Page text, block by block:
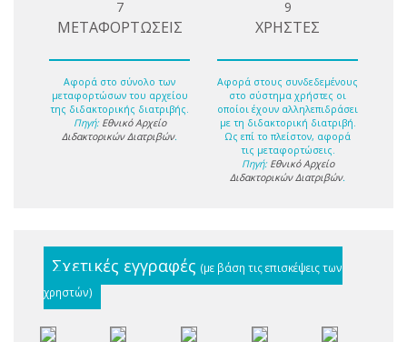
7
ΜΕΤΑΦΟΡΤΩΣΕΙΣ
Αφορά στο σύνολο των
μεταφορτώσων του αρχείου
της διδακτορικής διατριβής.
Πηγή: Εθνικό Αρχείο
Διδακτορικών Διατριβών.
9
ΧΡΗΣΤΕΣ
Αφορά στους συνδεδεμένους
στο σύστημα χρήστες οι
οποίοι έχουν αλληλεπιδράσει
με τη διδακτορική διατριβή.
Ως επί το πλείστον, αφορά
τις μεταφορτώσεις.
Πηγή: Εθνικό Αρχείο
Διδακτορικών Διατριβών.
Σχετικές εγγραφές (με βάση τις επισκέψεις των
χρηστών)